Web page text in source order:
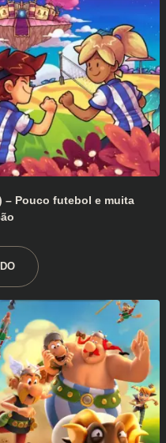
– Pouco futebol e muita